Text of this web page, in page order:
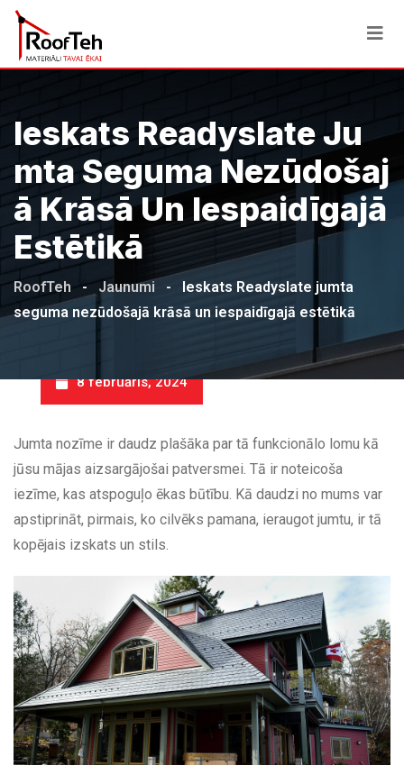
Skip
content
Ieskats Readyslate Ju
Mta Seguma Nezūdošaj
Ā Krāsā Un Iespaidīgajā
Estētikā
RoofTeh - Jaunumi -
Ieskats Readyslate jumta
seguma nezūdošajā krāsā un iespaidīgajā estētikā
8 februāris, 2024
Jumta nozīme ir daudz plašāka par tā funkcionālo lomu kā
jūsu mājas aizsargājošai patversmei. Tā ir noteicoša
iezīme, kas atspoguļo ēkas būtību. Kā daudzi no mums var
apstiprināt, pirmais, ko cilvēks pamana, ieraugot jumtu, ir tā
kopējais izskats un stils.